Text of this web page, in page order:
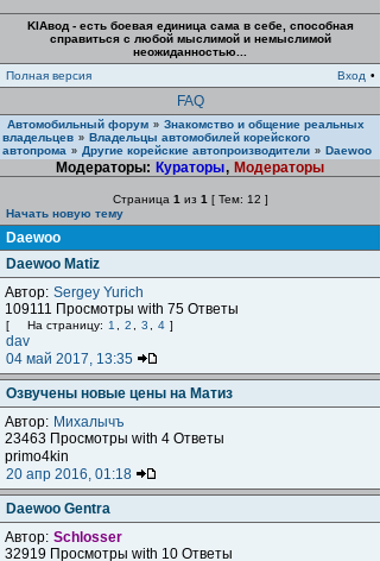
KIAвод - есть боевая единица сама в себе, способная
справиться с любой мыслимой и немыслимой
неожиданностью...
Полная версия
Вход •
FAQ
Автомобильный форум » Знакомство и общение реальных
владельцев » Владельцы автомобилей корейского
автопрома » Другие корейские автопроизводители » Daewoo
Модераторы: Кураторы, Модераторы
Страница 1 из 1 [ Тем: 12 ]
Начать новую тему
Daewoo
Daewoo Matiz
Автор: Sergey Yurich
109111 Просмотры with 75 Ответы
[ На страницу: 1 2 3 4 ]
dav
04 май 2017, 13:35
Озвучены новые цены на Матиз
Автор: Михалычъ
23463 Просмотры with 4 Ответы
primo4kin
20 апр 2016, 01:18
Daewoo Gentra
Автор: Schlosser
32919 Просмотры with 10 Ответы